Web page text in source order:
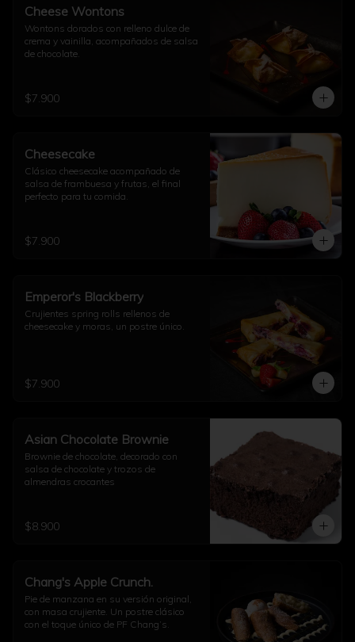
Cheese Wontons
Wontons dorados con relleno dulce de
crema y vainilla, acompañados de salsa
de chocolate.
$7.900
Cheesecake
Clásico cheesecake acompañado de
salsa de frambuesa y frutas, el final
perfecto para tu comida.
$7.900
Emperor's Blackberry
Crujientes spring rolls rellenos de
cheesecake y moras, un postre único.
$7.900
Asian Chocolate Brownie
Brownie de chocolate, decorado con
salsa de chocolate y trozos de
almendras crocantes
$8.900
Chang's Apple Crunch.
Pie de manzana en su versión original,
con masa crujiente. Un postre clásico
con el toque único de PF Chang’s.